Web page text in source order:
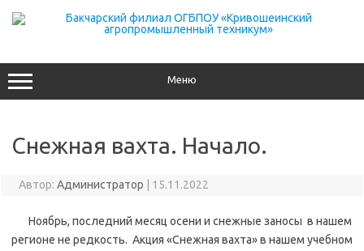
содержимому
Меню
Снежная вахта. Начало.
Автор: Администратор 15.11.2022
Ноябрь, последний месяц осени и снежные заносы в нашем
регионе не редкость. Акция «Снежная вахта» в нашем учебном